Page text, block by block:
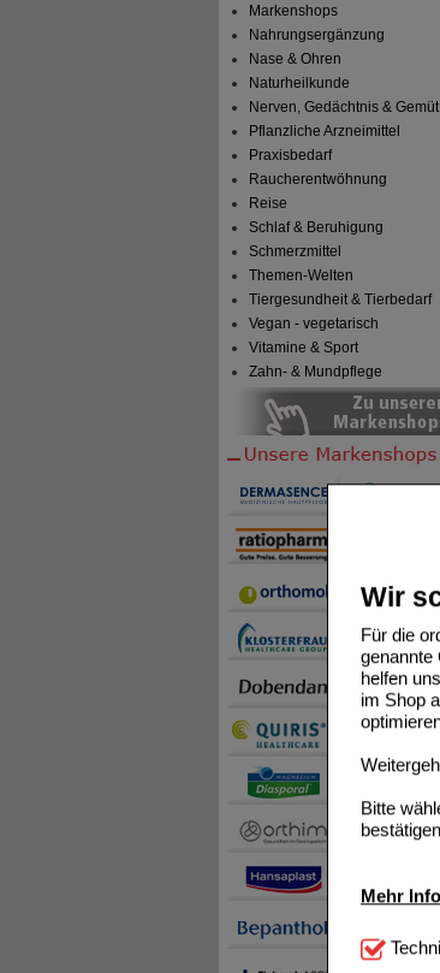
Wir
Für die
genannte
helfen
im Shop
Bitte
Mehr
Markenshops
Nahrungsergänzung
Nase & Ohren
Naturheilkunde
Nerven, Gedächtnis & Gemüt
Pflanzliche Arzneimittel
Praxisbedarf
Raucherentwöhnung
Reise
Schlaf & Beruhigung
Schmerzmittel
Themen-Welten
Tiergesundheit & Tierbedarf
Vegan - vegetarisch
Vitamine & Sport
Zahn- & Mundpflege